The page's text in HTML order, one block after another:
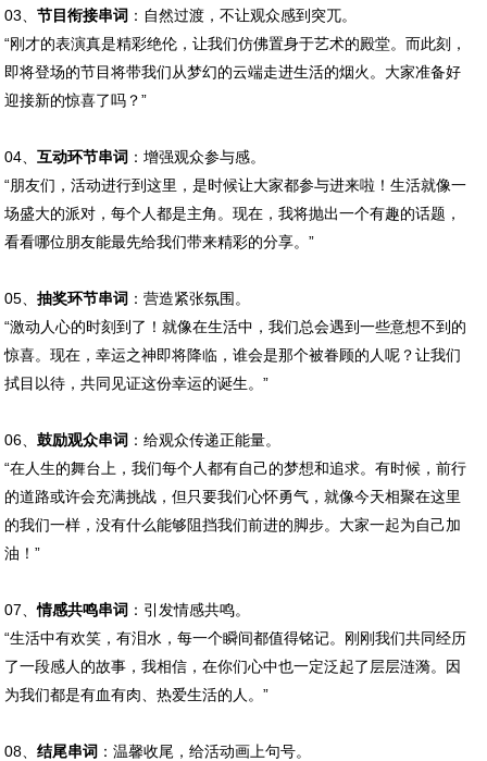
03、节目衔接串词 ：自然过渡，不让观众感到突兀。
“刚才的表演真是精彩绝伦，让我们仿佛置身于艺术的殿堂。而此刻，
即将登场的节目将带我们从梦幻的云端走进生活的烟火。大家准备好
迎接新的惊喜了吗？”
04、互动环节串词 ：增强观众参与感。
“朋友们，活动进行到这里，是时候让大家都参与进来啦！生活就像一
场盛大的派对，每个人都是主角。现在，我将抛出一个有趣的话题，
看看哪位朋友能最先给我们带来精彩的分享。”
05、抽奖环节串词 ：营造紧张氛围。
“激动人心的时刻到了！就像在生活中，我们总会遇到一些意想不到的
惊喜。现在，幸运之神即将降临，谁会是那个被眷顾的人呢？让我们
拭目以待，共同见证这份幸运的诞生。”
06、鼓励观众串词 ：给观众传递正能量。
“在人生的舞台上，我们每个人都有自己的梦想和追求。有时候，前行
的道路或许会充满挑战，但只要我们心怀勇气，就像今天相聚在这里
的我们一样，没有什么能够阻挡我们前进的脚步。大家一起为自己加
油！”
07、情感共鸣串词 ：引发情感共鸣。
“生活中有欢笑，有泪水，每一个瞬间都值得铭记。刚刚我们共同经历
了一段感人的故事，我相信，在你们心中也一定泛起了层层涟漪。因
为我们都是有血有肉、热爱生活的人。”
08、结尾串词 ：温馨收尾，给活动画上句号。